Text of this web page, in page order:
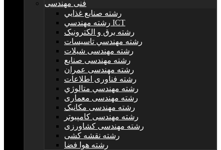
فنی مهندسی
رشته صنايع غذايي
رشته مهندسي ICT
رشته برق و الکترونيک
رشته مهندسي تاسيسات
رشته مهندسی شیلات
رشته مهندسی صنایع
رشته مهندسی عمران
رشته فناوری اطلاعات
رشته مهندسي متالوژي
رشته مهندسی معماری
رشته مهندسی مکانیک
رشته مهندسی کامپیوتر
رشته مهندسی کشاورزی
رشته نقشه کشی
رشته هوا فضا